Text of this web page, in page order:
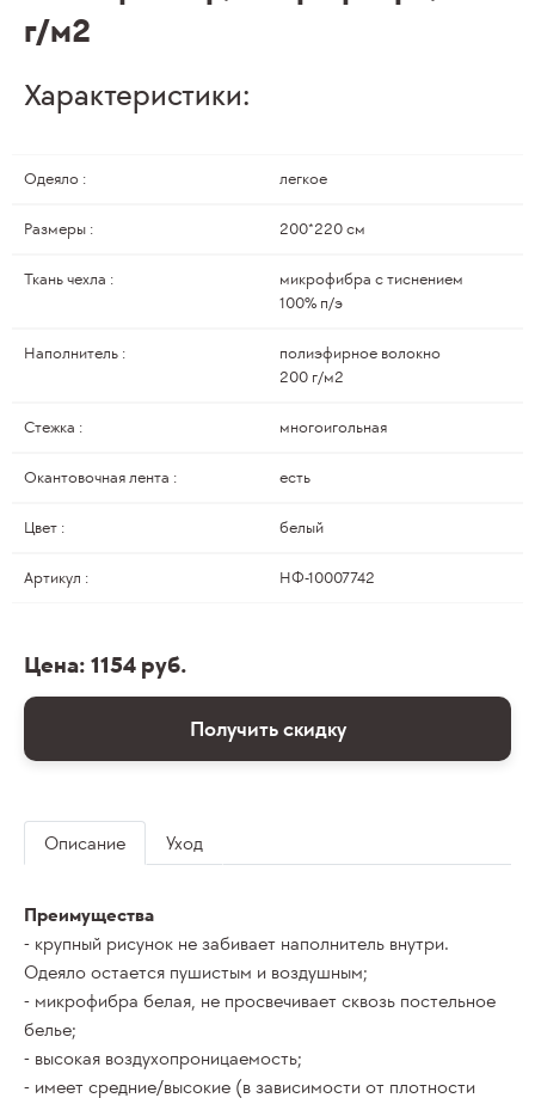
г/м2
Характеристики:
Одеяло : легкое
Размеры : 200*220 см
Ткань чехла :
микрофибра с тиснением
100% п/э
Наполнитель :
полиэфирное волокно
200 г/м2
Стежка : многоигольная
Окантовочная лента : есть
Цвет : белый
Артикул : НФ-10007742
Цена: 1154 руб.
Получить скидку
Описание Уход
Преимущества
- крупный рисунок не забивает наполнитель внутри.
Одеяло остается пушистым и воздушным;
- микрофибра белая, не просвечивает сквозь постельное
белье;
- высокая воздухопроницаемость;
- имеет средние/высокие (в зависимости от плотности